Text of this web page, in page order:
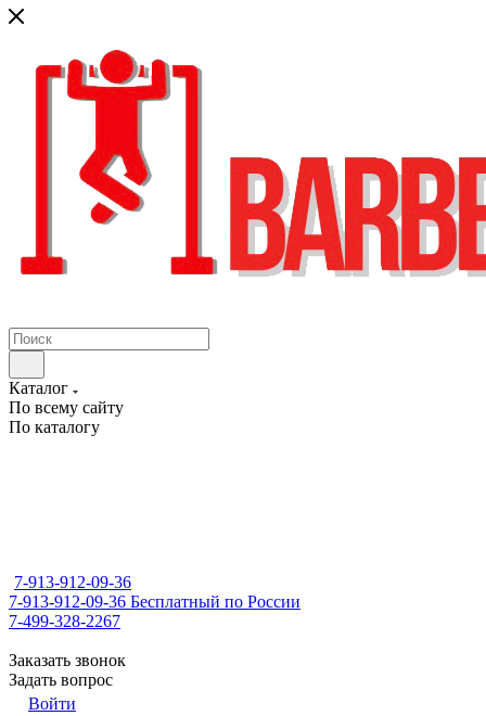
Каталог
По всему сайту
По каталогу
7-913-912-09-36
7-913-912-09-36 Бесплатный по России
7-499-328-2267
Заказать звонок
Задать вопрос
Войти